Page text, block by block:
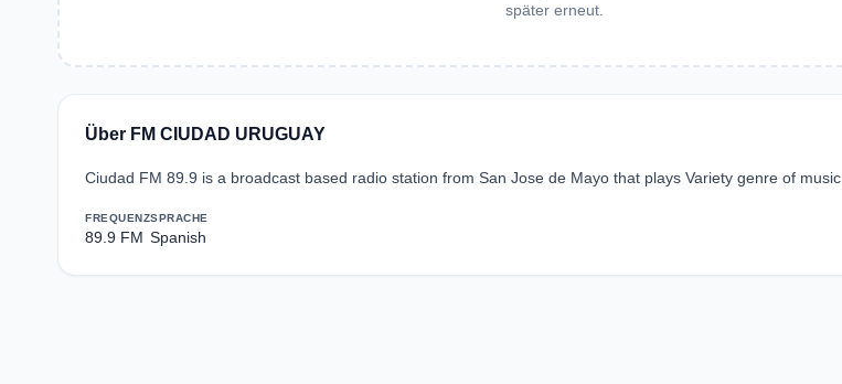
später erneut.
Über FM CIUDAD URUGUAY
Ciudad FM 89.9 is a broadcast based radio station from San Jose de Mayo that plays Variety genre of music.
FREQUENZ
89.9 FM
SPRACHE
Spanish